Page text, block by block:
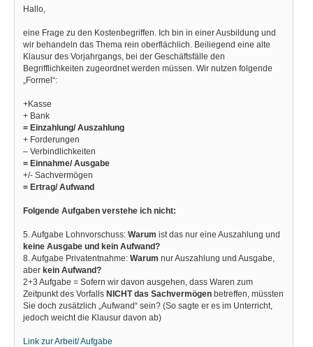
Hallo,
eine Frage zu den Kostenbegriffen. Ich bin in einer Ausbildung und
wir behandeln das Thema rein oberflächlich. Beiliegend eine alte
Klausur des Vorjahrgangs, bei der Geschäftsfälle den
Begrifflichkeiten zugeordnet werden müssen. Wir nutzen folgende
„Formel“:
+Kasse
+ Bank
= Einzahlung/ Auszahlung
+ Forderungen
– Verbindlichkeiten
= Einnahme/ Ausgabe
+/- Sachvermögen
= Ertrag/ Aufwand
Folgende Aufgaben verstehe ich nicht:
5. Aufgabe Lohnvorschuss: Warum ist das nur eine Auszahlung und
keine Ausgabe und kein Aufwand?
8. Aufgabe Privatentnahme: Warum nur Auszahlung und Ausgabe,
aber kein Aufwand?
2+3 Aufgabe = Sofern wir davon ausgehen, dass Waren zum
Zeitpunkt des Vorfalls NICHT das Sachvermögen betreffen, müssten
Sie doch zusätzlich „Aufwand“ sein? (So sagte er es im Unterricht,
jedoch weicht die Klausur davon ab)
Link zur Arbeit/ Aufgabe